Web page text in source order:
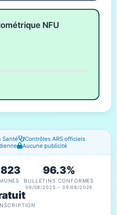
NFU
Santé
Contrôles ARS officiels
Aucune publicité
96.3%
BULLETINS CONFORMES
09/08/2025 – 09/08/2026